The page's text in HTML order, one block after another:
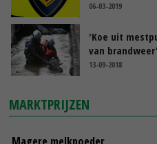
06-03-2019
'Koe uit
van brandweer'
13-09-2018
MARKTPRIJZEN